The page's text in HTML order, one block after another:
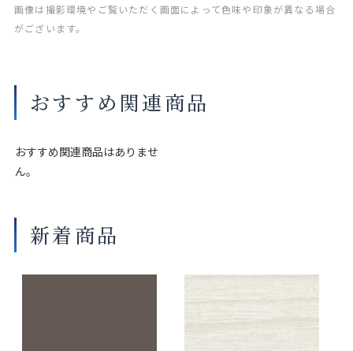
画像は撮影環境やご覧いただく画面によって色味や印象が異なる場合
がございます。
おすすめ関連商品
おすすめ関連商品はありませ
ん。
新着商品